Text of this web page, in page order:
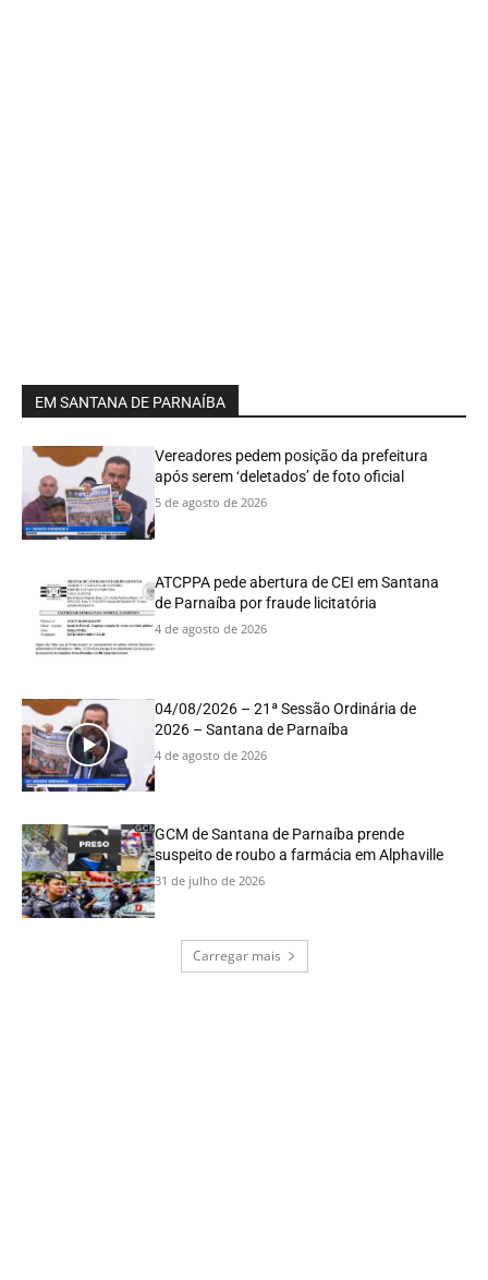
EM SANTANA DE PARNAÍBA
Vereadores pedem posição da prefeitura
após serem ‘deletados’ de foto oficial
5 de agosto de 2026
ATCPPA pede abertura de CEI em Santana
de Parnaíba por fraude licitatória
4 de agosto de 2026
04/08/2026 – 21ª Sessão Ordinária de
2026 – Santana de Parnaíba
4 de agosto de 2026
GCM de Santana de Parnaíba prende
suspeito de roubo a farmácia em Alphaville
31 de julho de 2026
Carregar mais